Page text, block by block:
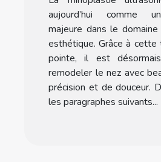
aujourd’hui comme
majeure dans le
esthétique. Grâce à cette
pointe, il est
remodeler le nez avec
précision et de douceur.
les paragraphes suivants...